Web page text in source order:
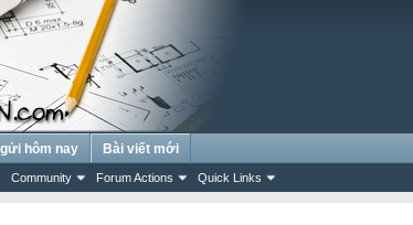
Community Forum Actions Quick Links
hôm nay Bài viết mới